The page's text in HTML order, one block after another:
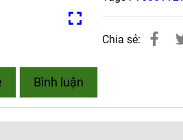
Chia sẻ:
Bình luận